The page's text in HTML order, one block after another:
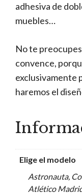
adhesiva de
muebles…
No te
convence,
exclusivamente
haremos el
Elige el modelo
Astronauta,
Atlético